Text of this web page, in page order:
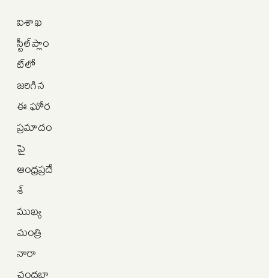
విశాఖ
స్టీల్‌ప్లాం
ట్‌లో
జరిగిన
ఈ ఘోర
ప్రమాదం
పై
ఆంధ్రప్రదే
శ్
ముఖ్య
మంత్రి
నారా
చంద్రబా